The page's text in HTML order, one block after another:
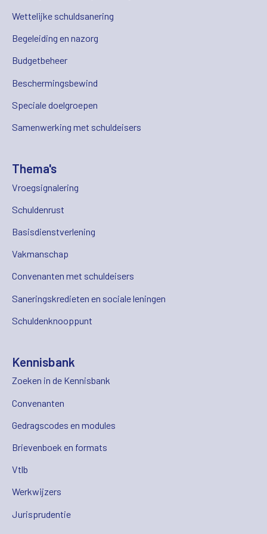
Wettelijke schuldsanering
Begeleiding en nazorg
Budgetbeheer
Beschermingsbewind
Speciale doelgroepen
Samenwerking met schuldeisers
Thema's
Vroegsignalering
Schuldenrust
Basisdienstverlening
Vakmanschap
Convenanten met schuldeisers
Saneringskredieten en sociale leningen
Schuldenknooppunt
Kennisbank
Zoeken in de Kennisbank
Convenanten
Gedragscodes en modules
Brievenboek en formats
Vtlb
Werkwijzers
Jurisprudentie